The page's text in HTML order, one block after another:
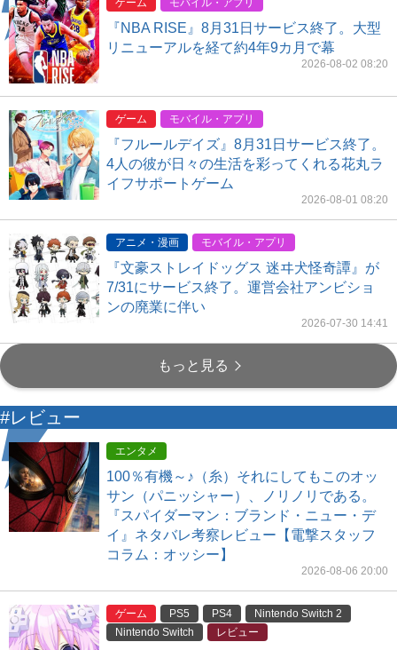
ゲーム モバイル・アプリ
『NBA RISE』8月31日サービス終了。大型
リニューアルを経て約4年9カ月で幕
2026-08-02 08:20
ゲーム モバイル・アプリ
『フルールデイズ』8月31日サービス終了。
4人の彼が日々の生活を彩ってくれる花丸ラ
イフサポートゲーム
2026-08-01 08:20
アニメ・漫画 モバイル・アプリ
『文豪ストレイドッグス 迷ヰ犬怪奇譚』が
7/31にサービス終了。運営会社アンビショ
ンの廃業に伴い
2026-07-30 14:41
もっと見る
#レビュー
エンタメ
100％有機～♪（糸）それにしてもこのオッ
サン（パニッシャー）、ノリノリである。
『スパイダーマン：ブランド・ニュー・デ
イ』ネタバレ考察レビュー【電撃スタッフ
コラム：オッシー】
2026-08-06 20:00
ゲーム PS5 PS4
Nintendo Switch 2
Nintendo Switch
レビュー